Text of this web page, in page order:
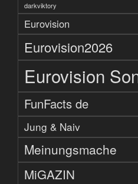
darkviktory
Eurovision
Eurovision2026
Eurovision
FunFacts de
Jung & Naiv
Meinungsmache
MiGAZIN